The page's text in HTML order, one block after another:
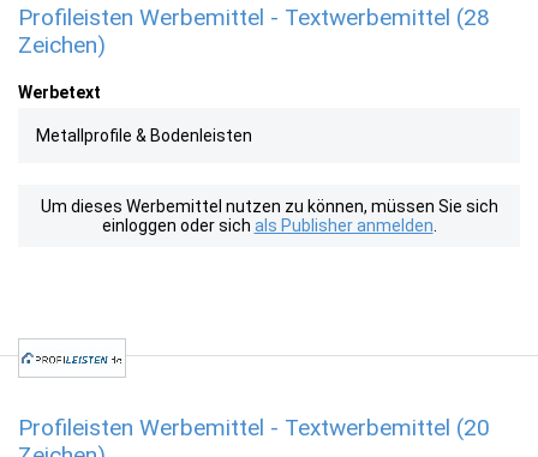
Profileisten Werbemittel - Textwerbemittel (28
Zeichen)
Werbetext
Metallprofile & Bodenleisten
Um dieses Werbemittel nutzen zu können, müssen Sie sich
einloggen oder sich als Publisher anmelden
Profileisten Werbemittel - Textwerbemittel (20